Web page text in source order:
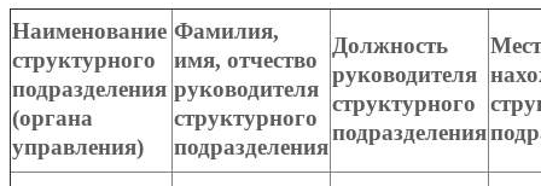
Наименование
структурного
подразделения
(органа
управления)
Фамилия,
имя, отчество
руководителя
структурного
подразделения
Должность
руководителя
структурного
подразделения